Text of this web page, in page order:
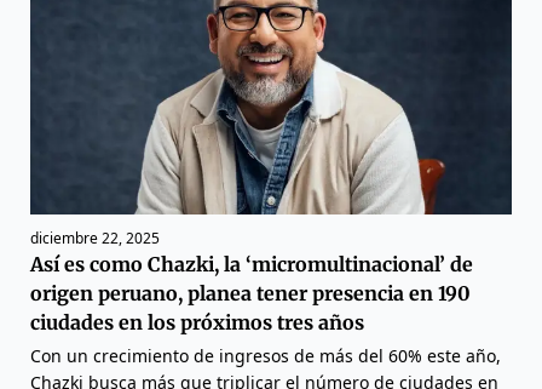
diciembre 22, 2025
Así es como Chazki, la ‘micromultinacional’ de
origen peruano, planea tener presencia en 190
ciudades en los próximos tres años
Con un crecimiento de ingresos de más del 60% este año,
Chazki busca más que triplicar el número de ciudades en